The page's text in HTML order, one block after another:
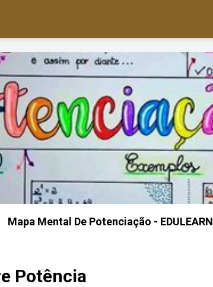
Mapa Mental De Potenciação - EDULEARN
Potência